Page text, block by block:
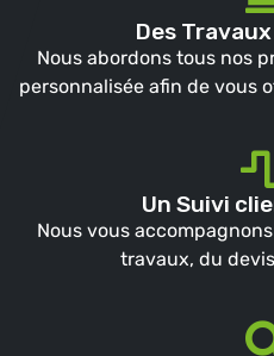
Des
Nous abordons tous nos
personnalisée afin de vous
Un Suivi
Nous vous
travaux, du